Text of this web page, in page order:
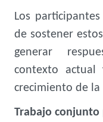
Los
de sostener
generar
contexto actual
crecimiento de la
Trabajo